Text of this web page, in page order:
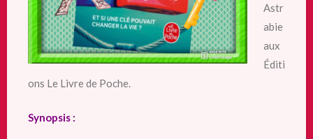
Astr
abie
aux
Éditi
ons Le Livre de Poche.
Synopsis :